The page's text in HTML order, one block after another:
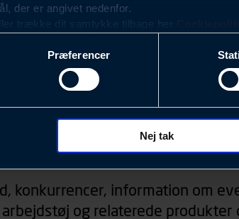
der er angivet nedenfor.
trække dit samtykke tilbage her
med det formål at optimere design,
analyser af, hvilke oplysninger der er mest
hvad der klikkes på, sider/indhold der
(computer, smartphone mv.) samt de features,
Præferencer
Nej tak
Nyhedsbrev
konkurrencer, information om
arbejdstøj og relaterede produkter